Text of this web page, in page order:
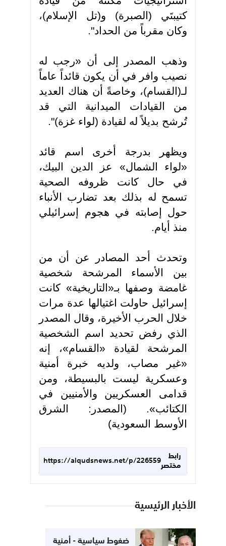
كتيبتَي (الصبرة) و(تل الإسلام)،
وكان مقرباً من الحداد".
وذهب المصدر إلى أن «رجب له
نصيب وافر في أن يكون قائداً عاماً
لـ(القسام)، وخاصةً أن هناك العديد
من القيادات الميدانية التي قد
تُرشح بديلاً له لقيادة (لواء غزة)".
ويظهر بدرجة أخرى اسم قائد
«لواء الشمال» عز الدين البيك،
في حال كانت ظروفه الصحية
تسمح له بذلك بعد تضارب الأنباء
حول إصابته في هجوم إسرائيلي
منذ أيام.
وتحدث أحد المصادر عن أن من
بين الأسماء المرشحة شخصية
غامضة وصفها بـ«التاريخية» كانت
إسرائيل حاولت اغتيالها عدة مرات
خلال الحرب الأخيرة، وقال المصدر
الذي رفض تحديد اسم الشخصية
المرشحة لقيادة «القسام»، إنه
«غير مصاب، ولديه خبرة أمنية
وعسكرية ليست بالبسيطة، ومن
قدامى العسكريين والأمنيين في
الكتائب». (المصدر: الشرق
الأوسط السعودية)
رابط
مختصر
https://alqudsnews.net/p/226559
الأخبار الرئيسية
ضغوط سياسية - أمنية